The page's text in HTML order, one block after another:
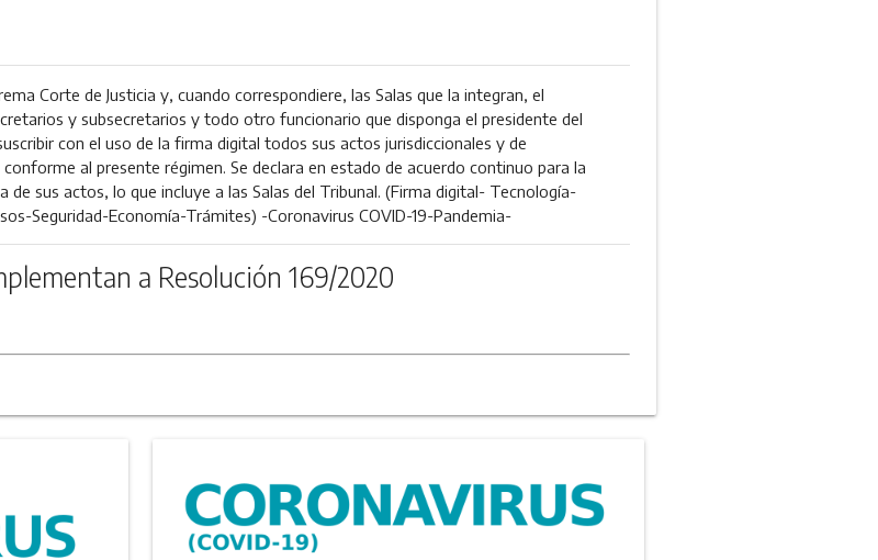
Corte de Justicia y, cuando correspondiere, las Salas que la integran, el
y subsecretarios y todo otro funcionario que disponga el presidente del
con el uso de la firma digital todos sus actos jurisdiccionales y de
al presente régimen. Se declara en estado de acuerdo continuo para la
de sus actos, lo que incluye a las Salas del Tribunal. (Firma digital- Tecnología-
Seguridad-Economía-Trámites) -Coronavirus COVID-19-Pandemia-
a Resolución 169/2020